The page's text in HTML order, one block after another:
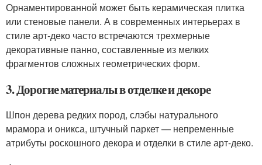
Орнаментированной может быть керамическая плитка
или стеновые панели. А в современных интерьерах в
стиле арт-деко часто встречаются трехмерные
декоративные панно, составленные из мелких
фрагментов сложных геометрических форм.
3. Дорогие материалы в отделке и декоре
Шпон дерева редких пород, слэбы натурального
мрамора и оникса, штучный паркет — непременные
атрибуты роскошного декора и отделки в стиле арт-деко.